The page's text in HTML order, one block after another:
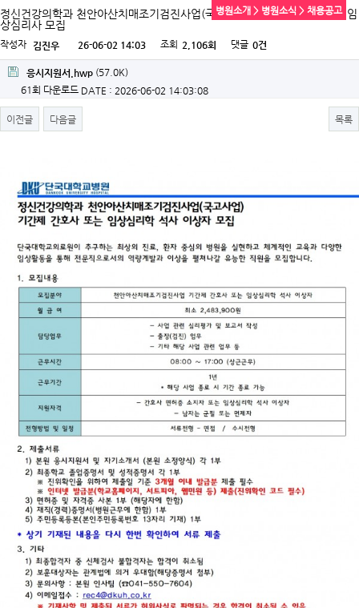
병원소개 > 병원소식 > 채용공고
정신건강의학과 천안아산치매조기검진사업(국고사업) 기간제 간호사 또는 임
상심리사 모집
작성자 김진우 26-06-02 14:03 조회 2,106회 댓글 0건
응시지원서.hwp (57.0K)
61회 다운로드 DATE : 2026-06-02 14:03:08
이전글 다음글 목록